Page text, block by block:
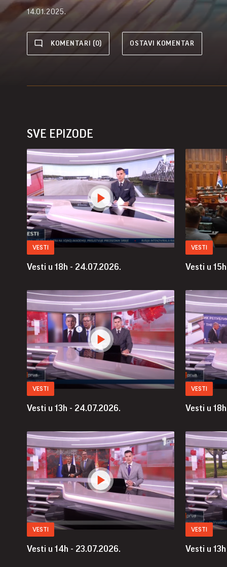
14.01.2025.
KOMENTARI (0) OSTAVI KOMENTAR
SVE EPIZODE
VESTI
Vesti u 18h - 24.07.2026.
VESTI
Vesti u
VESTI
Vesti u 13h - 24.07.2026.
VESTI
Vesti u
VESTI
Vesti u 14h - 23.07.2026.
VESTI
Vesti u